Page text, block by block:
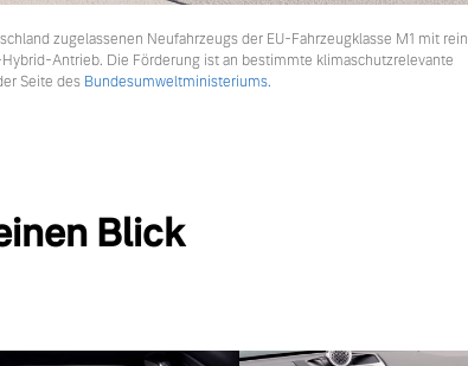
zugelassenen Neufahrzeugs der EU-Fahrzeugklasse M1 mit rein
Antrieb. Die Förderung ist an bestimmte klimaschutzrelevante
Seite des Bundesumweltministeriums.
Blick